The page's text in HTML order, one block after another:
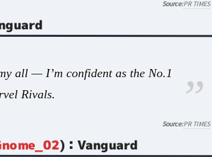
PR TIMES
all — I’m confident as the No.1
Rivals.
PR TIMES
)：Vanguard